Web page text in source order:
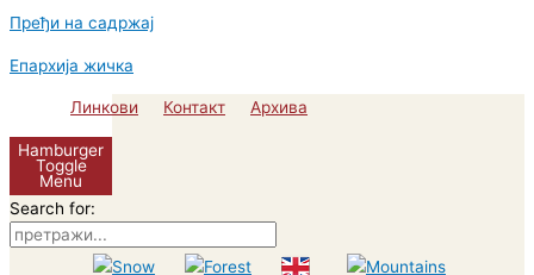
Пређи на садржај
Епархија жичка
Линкови Контакт Архива
Hamburger
Toggle
Menu
Search for: